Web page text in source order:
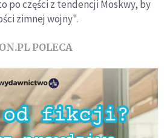
po części z tendencji Moskwy, by
zimnej wojny".
POLECA